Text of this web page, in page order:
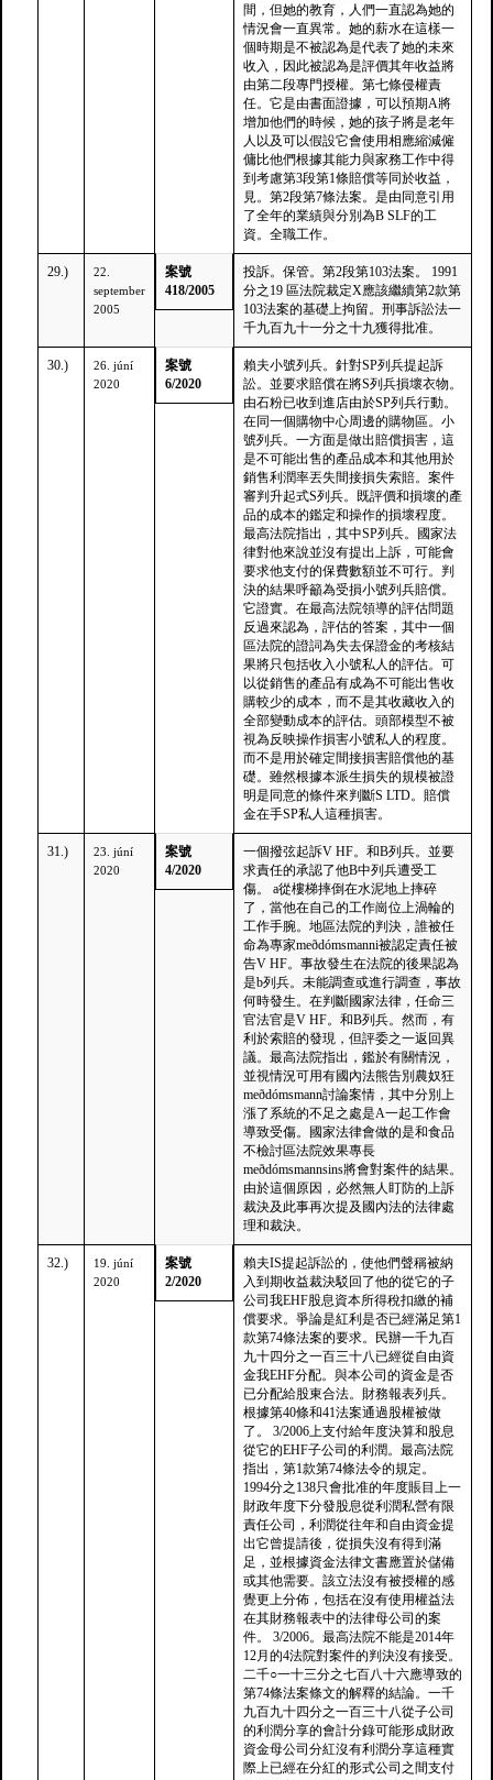
間，但她的教育，人們一直認為她的
情況會一直異常。她的薪水在這樣一
個時期是不被認為是代表了她的未來
收入，因此被認為是評價其年收益將
由第二段專門授權。第七條侵權責
任。它是由書面證據，可以預期A將
增加他們的時候，她的孩子將是老年
人以及可以假設它會使用相應縮減僱
傭比他們根據其能力與家務工作中得
到考慮第3段第1條賠償等同於收益，
見。第2段第7條法案。是由同意引用
了全年的業績與分別為B SLF的工
資。全職工作。
29.)
22.
september
2005
案號
418/2005
投訴。保管。第2段第103法案。 1991
分之19 區法院裁定X應該繼續第2款第
103法案的基礎上拘留。刑事訴訟法一
千九百九十一分之十九獲得批准。
30.)
26. júní
2020
案號
6/2020
賴夫小號列兵。針對SP列兵提起訴
訟。並要求賠償在將S列兵損壞衣物。
由石粉已收到進店由於SP列兵行動。
在同一個購物中心周邊的購物區。小
號列兵。一方面是做出賠償損害，這
是不可能出售的產品成本和其他用於
銷售利潤率丟失間接損失索賠。案件
審判升起式S列兵。既評價和損壞的產
品的成本的鑑定和操作的損壞程度。
最高法院指出，其中SP列兵。國家法
律對他來說並沒有提出上訴，可能會
要求他支付的保費數額並不可行。判
決的結果呼籲為受損小號列兵賠償。
它證實。在最高法院領導的評估問題
反過來認為，評估的答案，其中一個
區法院的證詞為失去保證金的考核結
果將只包括收入小號私人的評估。可
以從銷售的產品有成為不可能出售收
購較少的成本，而不是其收藏收入的
全部變動成本的評估。頭部模型不被
視為反映操作損害小號私人的程度。
而不是用於確定間接損害賠償他的基
礎。雖然根據本派生損失的規模被證
明是同意的條件來判斷S LTD。賠償
金在手SP私人這種損害。
31.)
23. júní
2020
案號
4/2020
一個撥弦起訴V HF。和B列兵。並要
求責任的承認了他B中列兵遭受工
傷。 a從樓梯摔倒在水泥地上摔碎
了，當他在自己的工作崗位上渦輪的
工作手腕。地區法院的判決，誰被任
命為專家meðdómsmanni被認定責任被
告V HF。事故發生在法院的後果認為
是b列兵。未能調查或進行調查，事故
何時發生。在判斷國家法律，任命三
官法官是V HF。和B列兵。然而，有
利於索賠的發現，但評委之一返回異
議。最高法院指出，鑑於有關情況，
並視情況可用有國內法熊告別農奴狂
meðdómsmann討論案情，其中分別上
漲了系統的不足之處是A一起工作會
導致受傷。國家法律會做的是和食品
不檢討區法院效果專長
meðdómsmannsins將會對案件的結果。
由於這個原因，必然無人盯防的上訴
裁決及此事再次提及國內法的法律處
理和裁決。
32.)
19. júní
2020
案號
2/2020
賴夫IS提起訴訟的，使他們聲稱被納
入到期收益裁決駁回了他的從它的子
公司我EHF股息資本所得稅扣繳的補
償要求。爭論是紅利是否已經滿足第1
款第74條法案的要求。民辦一千九百
九十四分之一百三十八已經從自由資
金我EHF分配。與本公司的資金是否
已分配給股東合法。財務報表列兵。
根據第40條和41法案通過股權被做
了。 3/2006上支付給年度決算和股息
從它的EHF子公司的利潤。最高法院
指出，第1款第74條法令的規定。
1994分之138只會批准的年度賬目上一
財政年度下分發股息從利潤私營有限
責任公司，利潤從往年和自由資金提
出它曾提請後，從損失沒有得到滿
足，並根據資金法律文書應置於儲備
或其他需要。該立法沒有被授權的感
覺更上分佈，包括在沒有使用權益法
在其財務報表中的法律母公司的案
件。 3/2006。最高法院不能是2014年
12月的4法院對案件的判決沒有接受。
二千○一十三分之七百八十六應導致的
第74條法案條文的解釋的結論。一千
九百九十四分之一百三十八從子公司
的利潤分享的會計分錄可能形成財政
資金母公司分紅沒有利潤分享這種實
際上已經在分紅的形式公司之間支付